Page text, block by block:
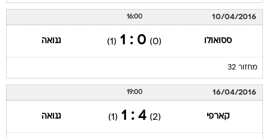
10/04/2016
16:00
ססואולו (0)
0 : 1
(1) גנואה
מחזור 32
16/04/2016
19:00
קארפי (2)
4 : 1
(1) גנואה